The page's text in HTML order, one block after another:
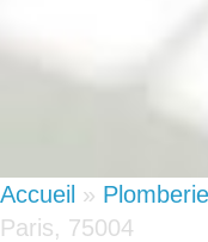
Accueil » Plomberie
Paris, 75004